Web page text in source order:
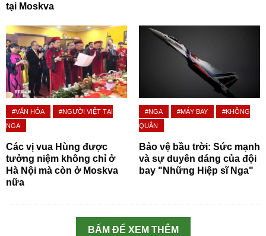
tại Moskva
#VĂN HÓA
#NGƯỜI VIỆT TẠI
NGA
Các vị vua Hùng được
tưởng niệm không chỉ ở
Hà Nội mà còn ở Moskva
nữa
#NGA #MÁY BAY
#KHÔNG
QUÂN
Bảo vệ bầu trời: Sức mạnh
và sự duyên dáng của đội
bay "Những Hiệp sĩ Nga"
BẤM ĐỂ XEM THÊM